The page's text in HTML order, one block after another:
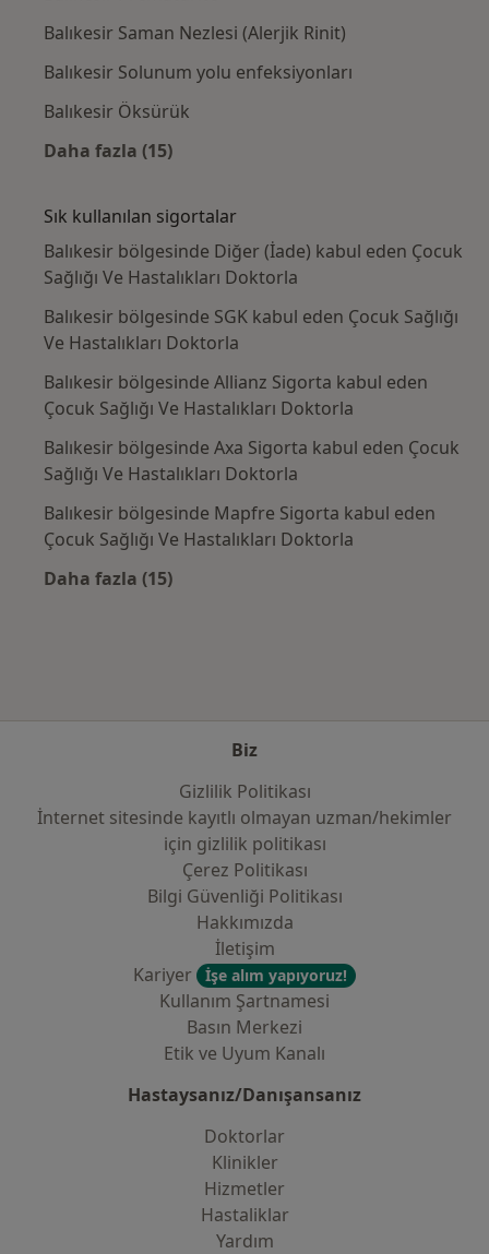
Balıkesir Saman Nezlesi (Alerjik Rinit)
Balıkesir Solunum yolu enfeksiyonları
Balıkesir Öksürük
Daha fazla (15)
Sık kullanılan sigortalar
Balıkesir bölgesinde Diğer (İade) kabul eden Çocuk
Sağlığı Ve Hastalıkları Doktorla
Balıkesir bölgesinde SGK kabul eden Çocuk Sağlığı
Ve Hastalıkları Doktorla
Balıkesir bölgesinde Allianz Sigorta kabul eden
Çocuk Sağlığı Ve Hastalıkları Doktorla
Balıkesir bölgesinde Axa Sigorta kabul eden Çocuk
Sağlığı Ve Hastalıkları Doktorla
Balıkesir bölgesinde Mapfre Sigorta kabul eden
Çocuk Sağlığı Ve Hastalıkları Doktorla
Daha fazla (15)
Biz
Gizlilik Politikası
İnternet sitesinde kayıtlı olmayan uzman/hekimler
i̇çin gizlilik politikası
Çerez Politikası
Bilgi Güvenliği Politikası
Hakkımızda
İletişim
Kariyer
İşe alım yapıyoruz!
Kullanım Şartnamesi
Basın Merkezi
Etik ve Uyum Kanalı
Hastaysanız/Danışansanız
Doktorlar
Klinikler
Hizmetler
Hastaliklar
Yardım